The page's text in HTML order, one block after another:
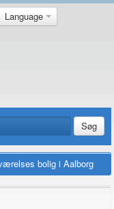
Language
Søg
bolig i Aalborg